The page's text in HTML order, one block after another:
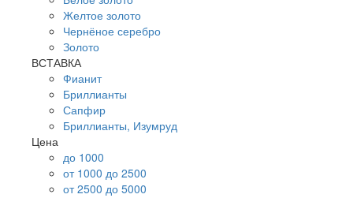
Желтое золото
Чернёное серебро
Золото
ВСТАВКА
Фианит
Бриллианты
Сапфир
Бриллианты, Изумруд
Цена
до 1000
от 1000 до 2500
от 2500 до 5000